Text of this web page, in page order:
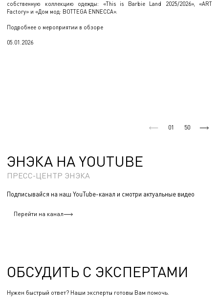
собственную коллекцию одежды: «This is Barbie Land 2025/2026», «ART
Factory» и «Дом мод: BOTTEGA ENNECCA».
Подробнее о мероприятии в обзоре
05.01.2026
01 50
ЭНЭКА НА YOUTUBE
ПРЕСС-ЦЕНТР ЭНЭКА
Подписывайся на наш YouTube-канал и смотри актуальные видео
Перейти на канал
ОБСУДИТЬ С ЭКСПЕРТАМИ
Нужен быстрый ответ? Наши эксперты готовы Вам помочь.